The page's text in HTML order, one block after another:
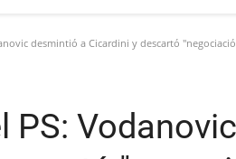
desmintió a Cicardini y descartó
PS: